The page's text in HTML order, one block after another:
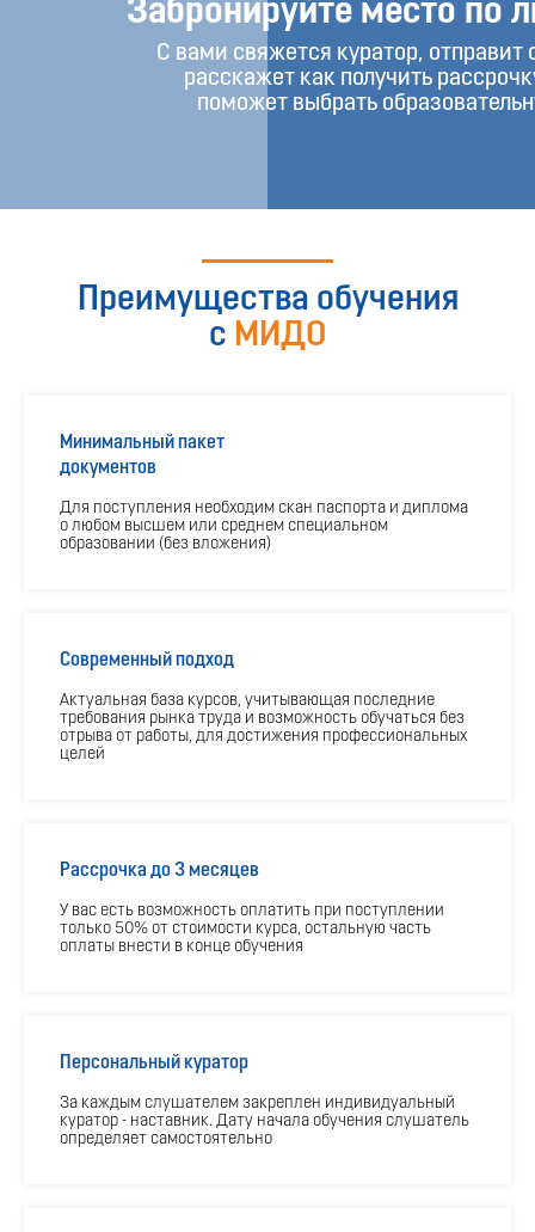
Бесплатная консультация
Подробнее
Бесплатная консультация
Забронируйте место по
С вами свяжется куратор, отправит
расскажет как получить
поможет выбрать
Преимущества обучения
с МИДО
Минимальный пакет
документов
Для поступления необходим скан паспорта и диплома
о любом высшем или среднем специальном
образовании (без вложения)
Современный подход
Актуальная база курсов, учитывающая последние
требования рынка труда и возможность обучаться без
отрыва от работы, для достижения профессиональных
целей
Рассрочка до 3 месяцев
У вас есть возможность оплатить при поступлении
только 50% от стоимости курса, остальную часть
оплаты внести в конце обучения
Персональный куратор
За каждым слушателем закреплен индивидуальный
куратор - наставник. Дату начала обучения слушатель
определяет самостоятельно